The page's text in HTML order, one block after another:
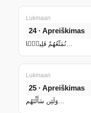
Lukmaan
24 · Apreiškimas
Lukmaan
25 · Apreiškimas
وَلَئِن سَأَلْتَهُم…